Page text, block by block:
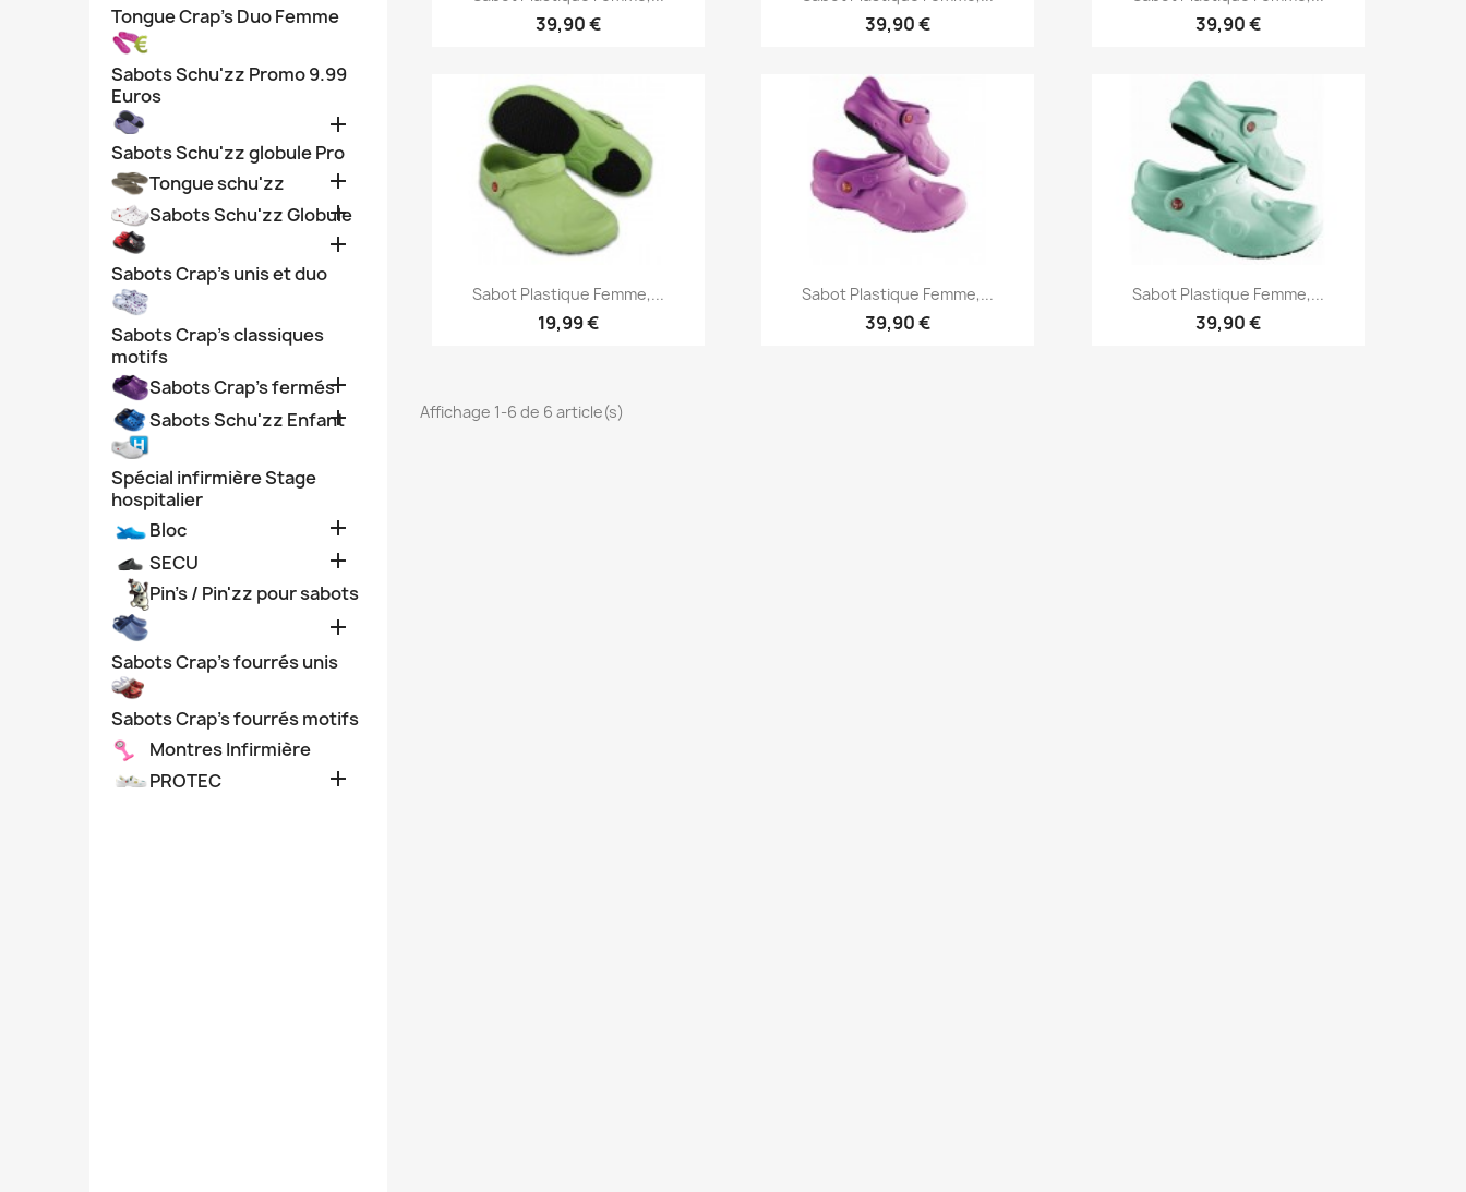
Tongue Crap's Duo Femme
Sabots Schu'zz Promo 9.99
Euros
Sabots Schu'zz globule Pro

Tongue schu'zz 
Sabots Schu'zz Globule

Sabots Crap's unis et duo

Sabots Crap's classiques
motifs
Sabots Crap's fermés
Sabots Schu'zz Enfant

Spécial infirmière Stage
hospitalier
Bloc

SECU 
Pin's / Pin'zz pour sabots
Sabots Crap's fourrés unis

Sabots Crap's fourrés motifs
Montres Infirmière
PROTEC

39,90 € 39,90 € 39,90 €
Aperçu rapide
Sabot Plastique Femme,...
19,99 €
Aperçu rapide
Sabot Plastique Femme,...
39,90 €
Aperçu rapide
Sabot Plastique Femme,...
39,90 €
Affichage 1-6 de 6 article(s)